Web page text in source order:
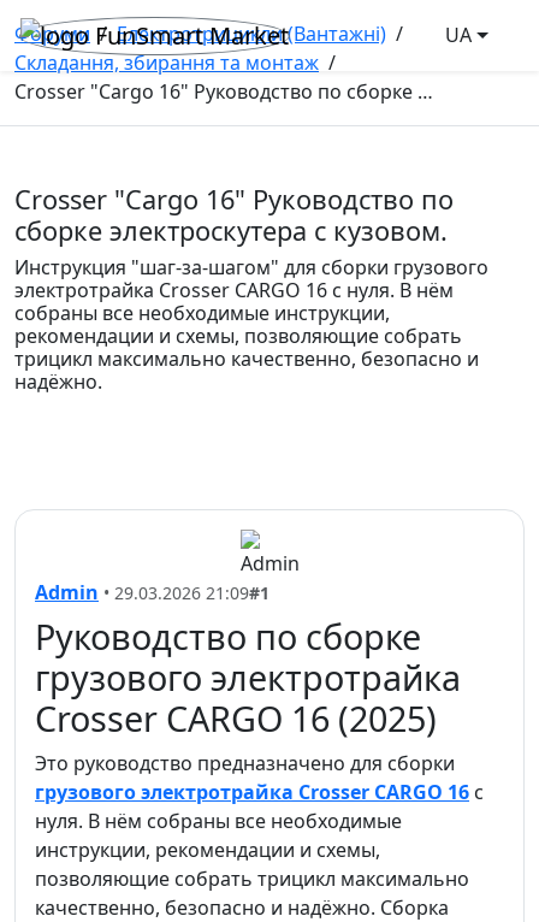
UA
Форуми / Електротрицикли (Вантажні) /
Складання, збирання та монтаж /
Crosser "Cargo 16" Руководство по сборке электроскутера с кузовом.
Crosser "Cargo 16" Руководство по
сборке электроскутера с кузовом.
Инструкция "шаг-за-шагом" для сборки грузового
электротрайка Crosser CARGO 16 с нуля. В нём
собраны все необходимые инструкции,
рекомендации и схемы, позволяющие собрать
трицикл максимально качественно, безопасно и
надёжно.
Admin • 29.03.2026 21:09#1
Руководство по сборке
грузового электротрайка
Crosser CARGO 16 (2025)
Это руководство предназначено для сборки
грузового электротрайка Crosser CARGO 16 с
нуля. В нём собраны все необходимые
инструкции, рекомендации и схемы,
позволяющие собрать трицикл максимально
качественно, безопасно и надёжно. Сборка